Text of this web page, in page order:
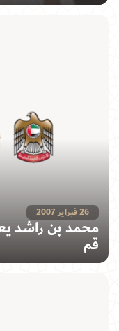
26 فبراير 2007
محمد بن راشد
قم